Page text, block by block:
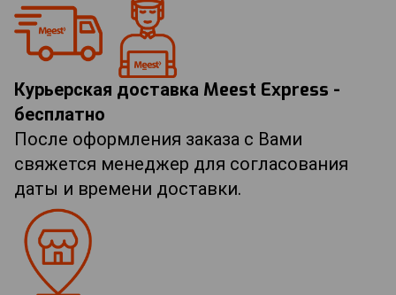
Курьерская доставка Meest Express -
бесплатно
После оформления заказа с Вами
свяжется менеджер для согласования
даты и времени доставки.